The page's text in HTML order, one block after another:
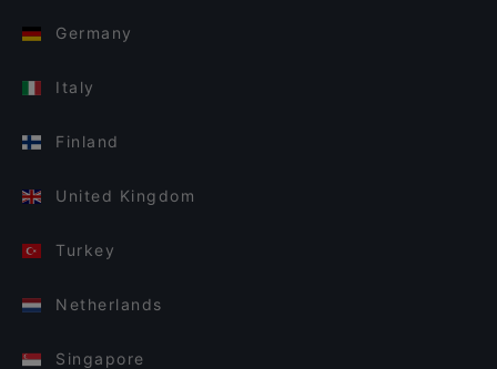
Germany
Italy
Finland
United Kingdom
Turkey
Netherlands
Singapore